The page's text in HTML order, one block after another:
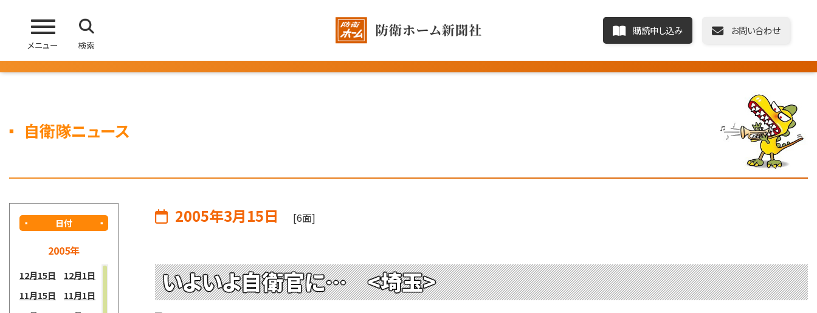
メニュー 検索
購読申し込み お問い合わせ
自衛隊ニュース
日付
2005年
12月15日
12月1日
11月15日
11月1日
2005年3月15日 [6面]
いよいよ自衛官に… <埼玉>